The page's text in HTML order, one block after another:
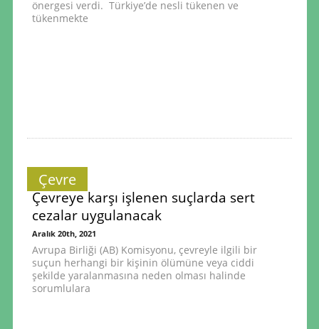
önergesi verdi. Türkiye’de nesli tükenen ve
tükenmekte
Çevre
Çevreye karşı işlenen suçlarda sert
cezalar uygulanacak
Aralık 20th, 2021
Avrupa Birliği (AB) Komisyonu, çevreyle ilgili bir
suçun herhangi bir kişinin ölümüne veya ciddi
şekilde yaralanmasına neden olması halinde
sorumlulara